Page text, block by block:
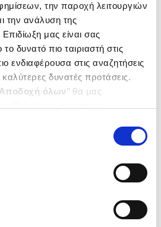
την παροχή λειτουργιών
την ανάλυση της
μας είναι σας
δυνατό πιο ταιριαστή στις
ενδιαφέρουσα στις αναζητήσεις
δυνατές προτάσεις.
Αποδοχή όλων’’ θα μας
από τα παρακάτω με την
΄΄και να ενημερωθείτε σχετικά με